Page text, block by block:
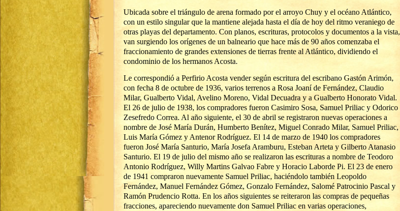
Ubicada sobre el triángulo de arena formado por el arroyo Chuy y el océano Atlántico,
con un estilo singular que la mantiene alejada hasta el día de hoy del ritmo veraniego de
otras playas del departamento. Con planos, escrituras, protocolos y documentos a la vista,
van surgiendo los orígenes de un balneario que hace más de 90 años comenzaba el
fraccionamiento de grandes extensiones de tierras frente al Atlántico, dividiendo el
condominio de los hermanos Acosta.
Le correspondió a Perfirio Acosta vender según escritura del escribano Gastón Arimón,
con fecha 8 de octubre de 1936, varios terrenos a Rosa Joaní de Fernández, Claudio
Milar, Gualberto Vidal, Avelino Moreno, Vidal Decuadra y a Gualberto Honorato Vidal.
El 26 de julio de 1938, los compradores fueron Casimiro Sosa, Samuel Priliac y Odorico
Zesefredo Correa. Al año siguiente, el 30 de abril se registraron nuevas operaciones a
nombre de José María Durán, Humberto Benítez, Miguel Conrado Milar, Samuel Priliac,
Luis María Gómez y Antenor Rodríguez. El 14 de marzo de 1940 los compradores
fueron José María Santurio, María Josefa Aramburu, Esteban Arteta y Gilberto Atanasio
Santurio. El 19 de julio del mismo año se realizaron las escrituras a nombre de Teodoro
Antonio Rodríguez, Willy Martins Galvao Fabre y Horacio Laborde Pi. El 23 de enero
de 1941 compraron nuevamente Samuel Priliac, haciéndolo también Leopoldo
Fernández, Manuel Fernández Gómez, Gonzalo Fernández, Salomé Patrocinio Pascal y
Ramón Prudencio Rotta. En los años siguientes se reiteraron las compras de pequeñas
fracciones, apareciendo nuevamente don Samuel Priliac en varias operaciones,